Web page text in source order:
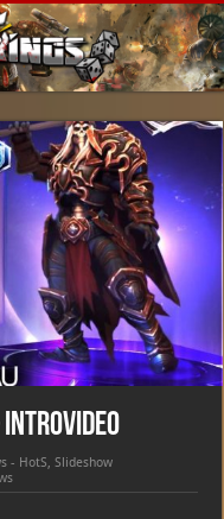
- HotS,Slideshow